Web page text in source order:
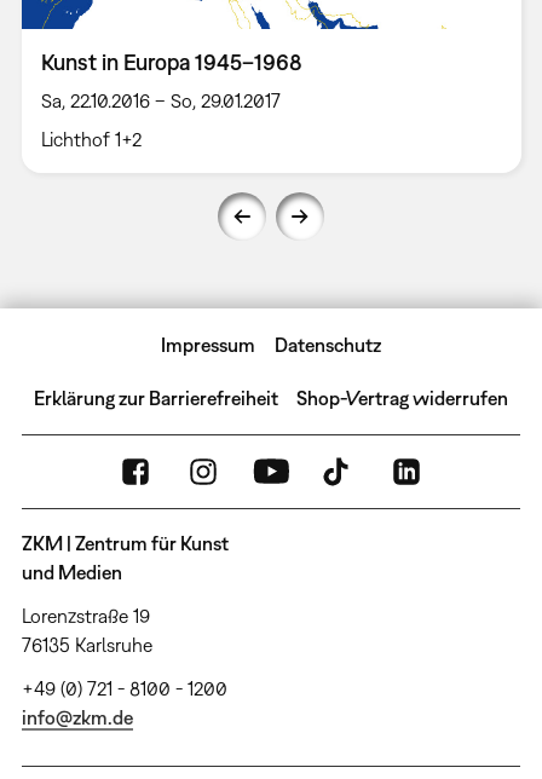
Kunst in Europa 1945–1968
Sa, 22.10.2016 – So, 29.01.2017
Lichthof 1+2
Impressum Datenschutz
Erklärung zur Barrierefreiheit Shop-Vertrag widerrufen
ZKM | Zentrum für Kunst
und Medien
Lorenzstraße 19
76135 Karlsruhe
+49 (0) 721 - 8100 - 1200
info@zkm.de